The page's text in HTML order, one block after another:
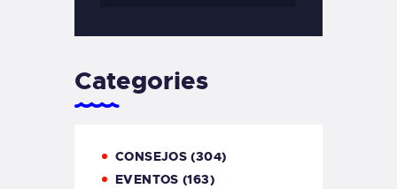
Categories
CONSEJOS (304)
EVENTOS (163)